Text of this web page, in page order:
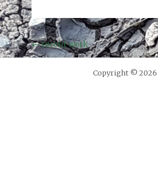
Bericht
navigatie
←recent werk
Copyright © 2026